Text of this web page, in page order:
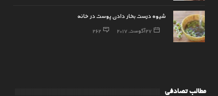
شیوه درست بخار دادن پوست در خانه
27 آگوست, 2017 262
مطالب تصادفی